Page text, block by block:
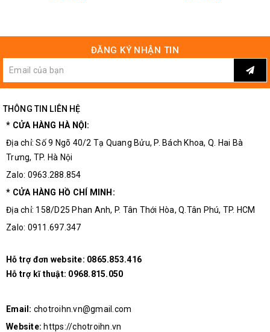
ĐĂNG KÝ NHẬN TIN
THÔNG TIN LIÊN HỆ
* CỬA HÀNG HÀ NỘI:
Địa chỉ: Số 9 Ngõ 40/2 Tạ Quang Bửu, P. Bách Khoa, Q. Hai Bà
Trưng, TP. Hà Nội
Zalo: 0963.288.854
* CỬA HÀNG HỒ CHÍ MINH:
Địa chỉ: 158/D25 Phan Anh, P. Tân Thới Hòa, Q.Tân Phú, TP. HCM
Zalo: 0911.697.347
Hỗ trợ đơn website: 0865.853.416
Hỗ trợ kĩ thuật: 0968.815.050
Email: chotroihn.vn@gmail.com
Website: https://chotroihn.vn